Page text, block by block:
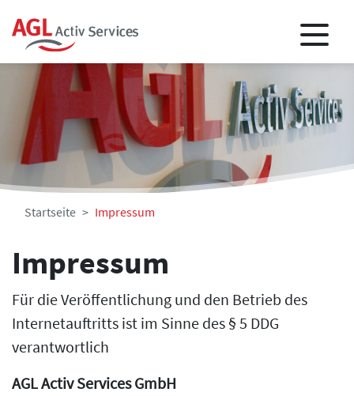
Startseite Impressum
Impressum
Für die Veröffentlichung und den Betrieb des
Internetauftritts ist im Sinne des § 5 DDG
verantwortlich
AGL Activ Services GmbH